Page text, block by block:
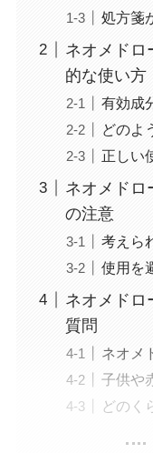
処方箋
ネオメドロ
的な使い方
有効成
どのよ
正しい
ネオメドロ
の注意
考えら
使用を
ネオメドロ
質問
ネオメ
子供や
どのく